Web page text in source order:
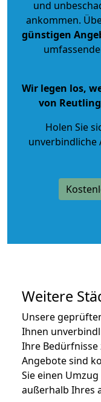
und
ankommen.
günstigen
Wir legen los,
von
Holen Sie
unverbindliche
Weitere
Unsere
Ihnen
Ihre Bedürfnisse
Angebote sind
Sie einen
außerhalb Ihres